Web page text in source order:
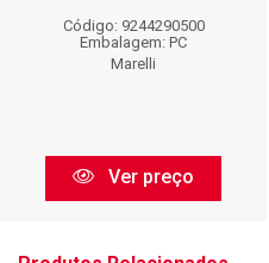
Código: 9244290500
Embalagem: PC
Marelli
Ver preço